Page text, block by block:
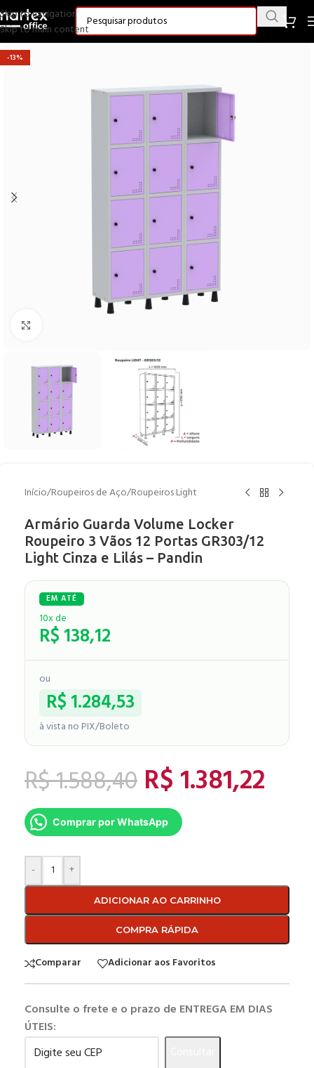
Skip to navigation
Skip to main content
-13%
Início/Roupeiros de Aço/Roupeiros Light
Armário Guarda Volume Locker
Roupeiro 3 Vãos 12 Portas GR303/12
Light Cinza e Lilás – Pandin
10x de
R$138,12
ou
R$1.284,53
à vista no PIX/Boleto
R$1.588,40 R$1.381,22
Comprar por WhatsApp
- +
ADICIONAR AO CARRINHO
COMPRA RÁPIDA
Comparar Adicionar aos Favoritos
Consulte o frete e o prazo de ENTREGA EM DIAS
ÚTEIS: